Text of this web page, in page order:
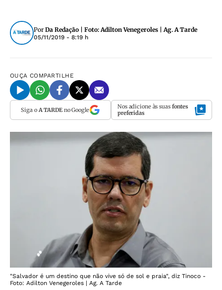
Por Da Redação | Foto: Adilton Venegeroles | Ag. A Tarde
05/11/2019 - 8:19 h
OUÇA COMPARTILHE
Siga o A TARDEno Google Nos adicione às suas fontes
preferidas
"Salvador é um destino que não vive só de sol e praia", diz Tinoco -
Foto: Adilton Venegeroles | Ag. A Tarde